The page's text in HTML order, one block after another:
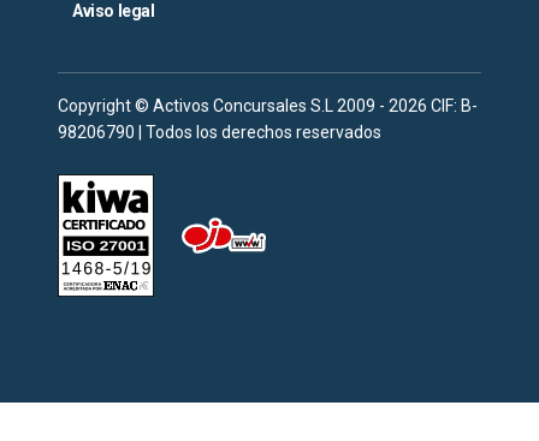
Aviso legal
Copyright © Activos Concursales S.L 2009 - 2026 CIF: B-
98206790 | Todos los derechos reservados